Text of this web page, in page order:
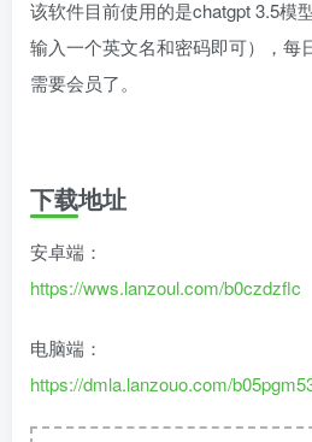
该软件目前使用的是chatgpt 3.5模
输入一个英文名和密码即可），每
需要会员了。
下载地址
安卓端：
https://wws.lanzoul.com/b0czdzflc
电脑端：
https://dmla.lanzouo.com/